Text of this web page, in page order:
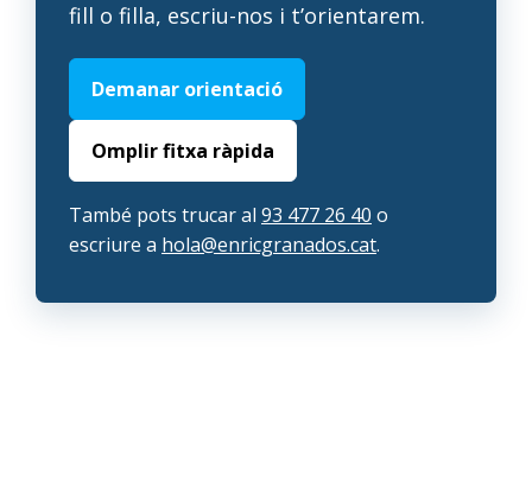
fill o filla, escriu-nos i t’orientarem.
Demanar orientació
Omplir fitxa ràpida
També pots trucar al 93 477 26 40 o
escriure a hola@enricgranados.cat.